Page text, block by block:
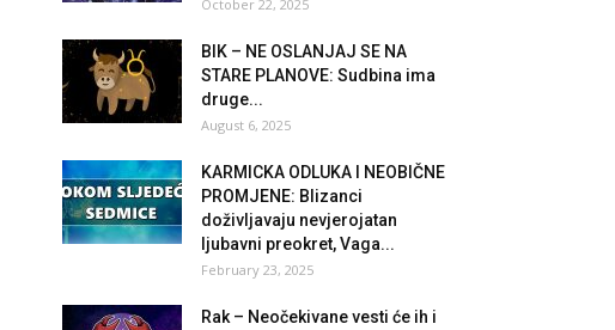
October 22, 2025
BIK – NE OSLANJAJ SE NA
STARE PLANOVE: Sudbina ima
druge...
August 6, 2025
KARMICKA ODLUKA I NEOBIČNE
PROMJENE: Blizanci
doživljavaju nevjerojatan
ljubavni preokret, Vaga...
February 23, 2025
Rak – Neočekivane vesti će ih i